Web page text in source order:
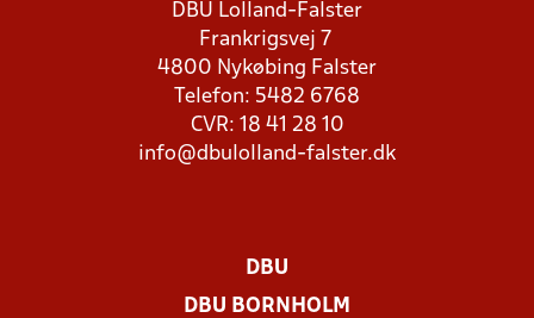
DBU Lolland-Falster
Frankrigsvej 7
4800 Nykøbing Falster
Telefon: 5482 6768
CVR: 18 41 28 10
info@dbulolland-falster.dk
DBU
DBU BORNHOLM